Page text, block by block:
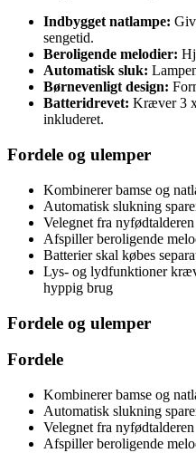
Indbygget natlampe:
sengetid.
Beroligende melodier:
Automatisk sluk:
Børnevenligt design:
Batteridrevet: Kræver 3
inkluderet.
Fordele og ulemper
Kombinerer bamse og
Automatisk slukning
Velegnet fra nyfødtalderen
Afspiller beroligende
Batterier skal købes
Lys- og lydfunktioner
hyppig brug
Fordele og ulemper
Fordele
Kombinerer bamse og
Automatisk slukning
Velegnet fra nyfødtalderen
Afspiller beroligende